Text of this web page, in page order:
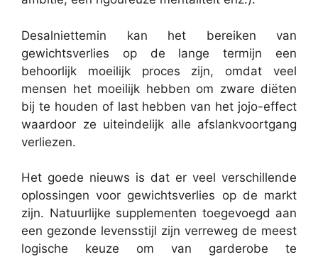
Desalniettemin kan het bereiken van
gewichtsverlies op de lange termijn een
behoorlijk moeilijk proces zijn, omdat veel
mensen het moeilijk hebben om zware diëten
bij te houden of last hebben van het jojo-effect
waardoor ze uiteindelijk alle afslankvoortgang
verliezen.
Het goede nieuws is dat er veel verschillende
oplossingen voor gewichtsverlies op de markt
zijn. Natuurlijke supplementen toegevoegd aan
een gezonde levensstijl zijn verreweg de meest
logische keuze om van garderobe te